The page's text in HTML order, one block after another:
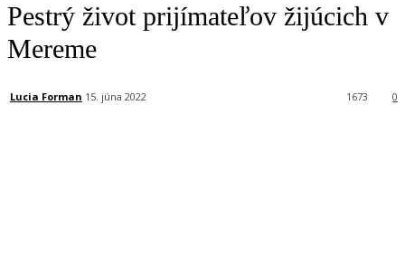
Pestrý život prijímateľov žijúcich v
Mereme
Lucia Forman 15. júna 2022 0
1673